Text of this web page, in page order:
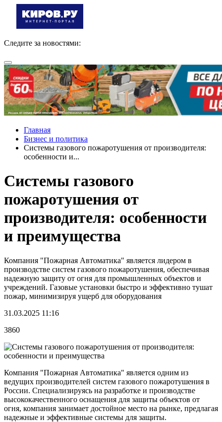
Следите за новостями:
Главная
Бизнес и политика
Системы газового пожаротушения от производителя:
особенности и...
Системы газового
пожаротушения от
производителя: особенности
и преимущества
Компания "Пожарная Автоматика" является лидером в
производстве систем газового пожаротушения, обеспечивая
надежную защиту от огня для промышленных объектов и
учреждений. Газовые установки быстро и эффективно тушат
пожар, минимизируя ущерб для оборудования
31.03.2025 11:16
3860
Компания "Пожарная Автоматика" является одним из
ведущих производителей систем газового пожаротушения в
России. Специализируясь на разработке и производстве
высококачественного оснащения для защиты объектов от
огня, компания занимает достойное место на рынке, предлагая
надежные и эффективные системы для защиты.